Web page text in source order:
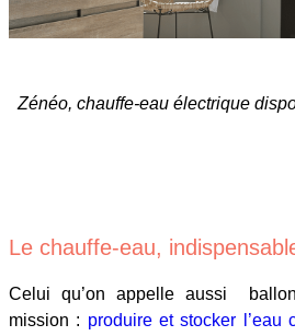
Zénéo, chauffe-eau électrique
Le chauffe-eau,
Celui qu’on appelle aussi
mission : produire et stocker l’eau